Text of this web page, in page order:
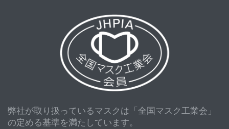
弊社が取り扱っているマスクは「全国マスク工業会」
の定める基準を満たしています。